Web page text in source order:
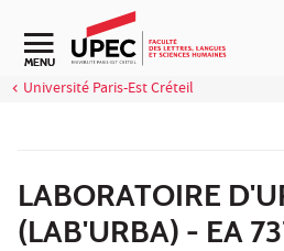
Aller au contenu
Navigation secondaire
MENU
Université Paris-Est Créteil
LABORATOIRE
(LAB'URBA) - EA